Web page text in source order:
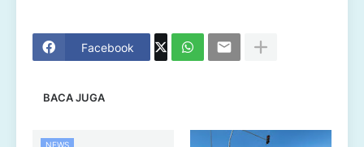
Facebook
BACA JUGA
NEWS